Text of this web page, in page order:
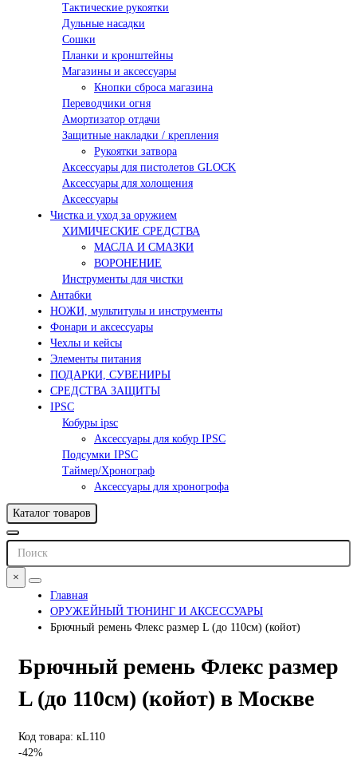
Тактические рукоятки
Дульные насадки
Сошки
Планки и кронштейны
Магазины и аксессуары
Кнопки сброса магазина
Переводчики огня
Амортизатор отдачи
Защитные накладки / крепления
Рукоятки затвора
Аксессуары для пистолетов GLOCK
Аксессуары для холощения
Аксессуары
Чистка и уход за оружием
ХИМИЧЕСКИЕ СРЕДСТВА
МАСЛА И СМАЗКИ
ВОРОНЕНИЕ
Инструменты для чистки
Антабки
НОЖИ, мультитулы и инструменты
Фонари и аксессуары
Чехлы и кейсы
Элементы питания
ПОДАРКИ, СУВЕНИРЫ
СРЕДСТВА ЗАЩИТЫ
IPSC
Кобуры ipsc
Аксессуары для кобур IPSC
Подсумки IPSC
Таймер/Хронограф
Аксессуары для хроногрофа
Каталог товаров
×
Главная
ОРУЖЕЙНЫЙ ТЮНИНГ И АКСЕССУАРЫ
Брючный ремень Флекс размер L (до 110см) (койот)
Брючный ремень Флекс размер
L (до 110см) (койот) в Москве
Код товара: кL110
-42%